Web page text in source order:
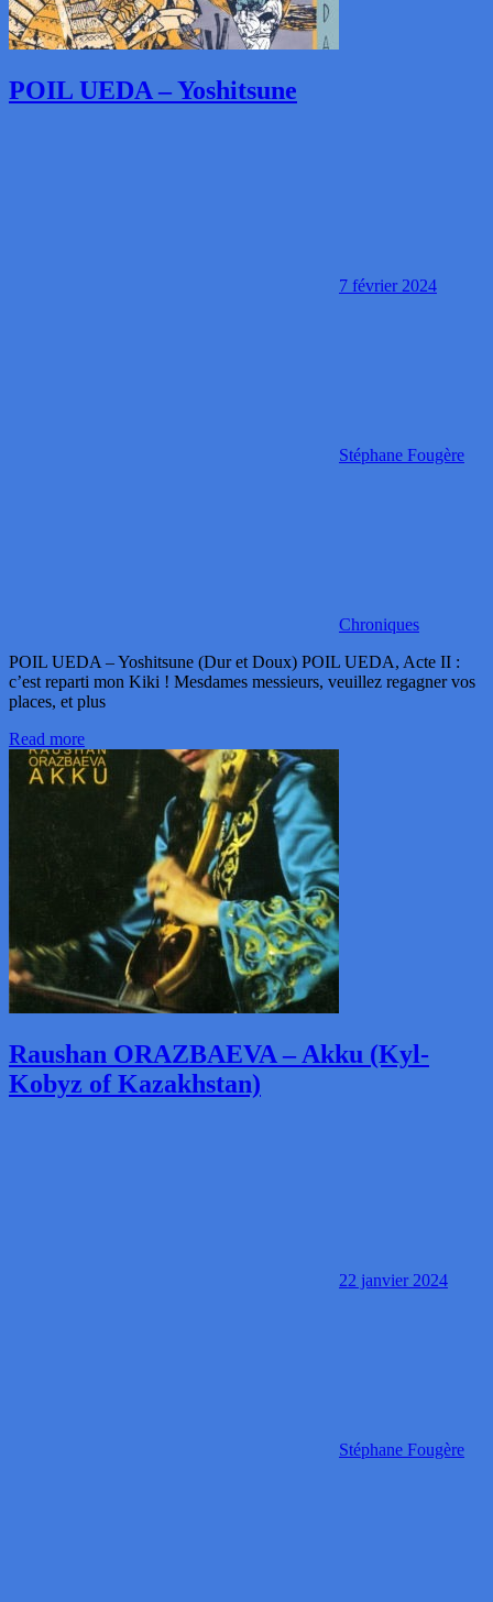
POIL UEDA – Yoshitsune
7 février 2024
Stéphane Fougère
Chroniques
POIL UEDA – Yoshitsune (Dur et Doux) POIL UEDA, Acte II :
c’est reparti mon Kiki ! Mesdames messieurs, veuillez regagner vos
places, et plus
Read more
Raushan ORAZBAEVA – Akku (Kyl-
Kobyz of Kazakhstan)
22 janvier 2024
Stéphane Fougère